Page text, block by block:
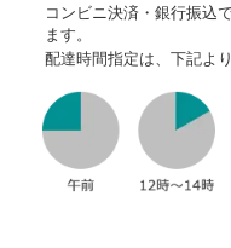
コンビニ決済・銀行振込
ます。
配達時間指定は、下記よ